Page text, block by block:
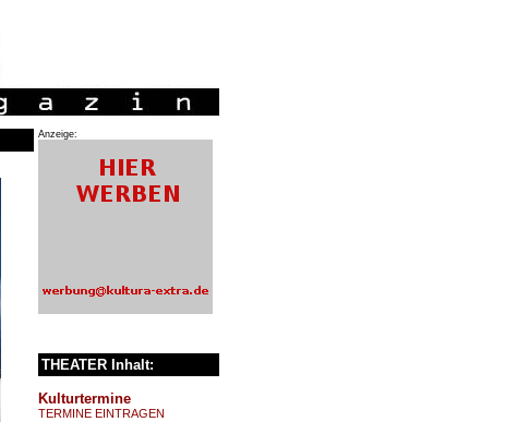
Anzeige:
THEATER Inhalt:
Kulturtermine
TERMINE EINTRAGEN